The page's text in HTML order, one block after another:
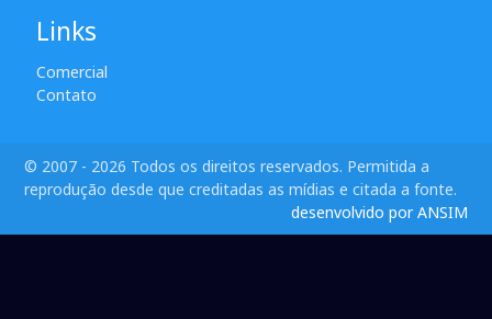
Links
Comercial
Contato
© 2007 - 2026 Todos os direitos reservados. Permitida a
reprodução desde que creditadas as mídias e citada a fonte.
desenvolvido por ANSIM